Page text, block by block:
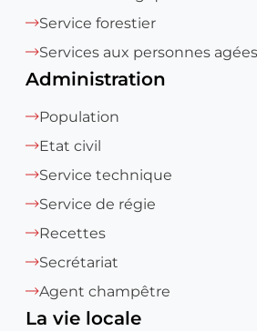
Service forestier
Services aux personnes agées
Administration
Population
Etat civil
Service technique
Service de régie
Recettes
Secrétariat
Agent champêtre
La vie locale